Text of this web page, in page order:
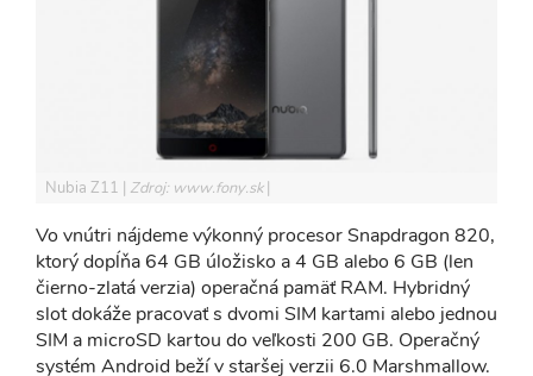
Nubia Z11 Zdroj: www.fony.sk
Vo vnútri nájdeme výkonný procesor Snapdragon 820,
ktorý dopĺňa 64 GB úložisko a 4 GB alebo 6 GB (len
čierno-zlatá verzia) operačná pamäť RAM. Hybridný
slot dokáže pracovať s dvomi SIM kartami alebo jednou
SIM a microSD kartou do veľkosti 200 GB. Operačný
systém Android beží v staršej verzii 6.0 Marshmallow.